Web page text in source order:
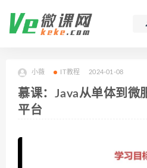
小薇 IT教程 2024-01-08
慕课：Java从单体到微
平台